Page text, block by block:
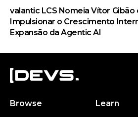
valantic LCS Nomeia Vítor Gibão
Impulsionar o Crescimento
Expansão da Agentic AI
Browse
Learn